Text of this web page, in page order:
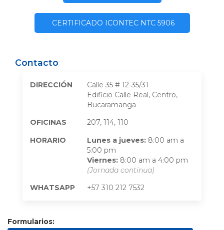
CERTIFICADO ICONTEC NTC 5906
Contacto
DIRECCIÓN
Calle 35 # 12-35/31
Edificio Calle Real, Centro,
Bucaramanga
OFICINAS
207, 114, 110
HORARIO
Lunes a jueves: 8:00 am a
5:00 pm
Viernes: 8:00 am a 4:00 pm
(Jornada continua)
WHATSAPP
+57 310 212 7532
Formularios: